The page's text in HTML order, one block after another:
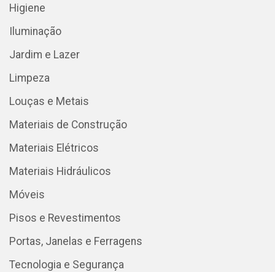
Higiene
Iluminação
Jardim e Lazer
Limpeza
Louças e Metais
Materiais de Construção
Materiais Elétricos
Materiais Hidráulicos
Móveis
Pisos e Revestimentos
Portas, Janelas e Ferragens
Tecnologia e Segurança